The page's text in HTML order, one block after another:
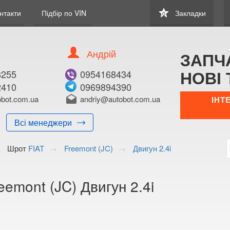
Підбір по VIN star
0 Закладки
Всі менеджери
Андрій
0954168434
0969894390
drafts andriy@autobot.com.ua
НОВІ
Шрот FIAT Freemont (JC) Двигун 2.4i
(JC) Двигун 2.4i
В ЗАКЛАДКИ КУПИТИ
Менеджер: